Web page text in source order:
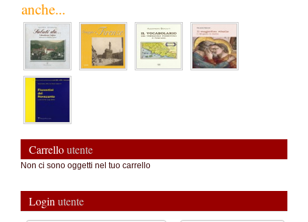
anche...
Carrelloutente
Non ci sono oggetti nel tuo carrello
Login utente